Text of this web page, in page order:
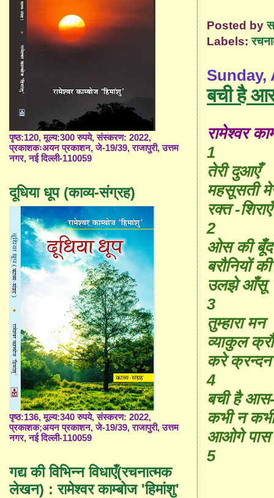
Posted by
Labels:
Sunday,
बची है
रामेश्वर
1
तेरी दुआएँ
महसूसती
रक्त -शिराएँ
2
ओस की
बरौनियों
उलझे आँसू
3
तुम्हारा मन
व्याकुल
करे क्रन्दन
4
बची है
कभी न
आओगे पास
5
पृष्ठ:120, मूल्य:300 रुपये, संस्करण: 2022,
प्रकाशकःअयन प्रकाशन, जे-19/39, राजापुरी, उत्तम
नगर, नई दिल्ली-110059
दूधिया धूप (काव्य-संग्रह)
पृष्ठ:136, मूल्य:340 रुपये, संस्करण: 2022,
प्रकाशक;अयन प्रकाशन, जे-19/39, राजापुरी, उत्तम
नगर, नई दिल्ली-110059
गद्य की विभिन्न विधाएँ(रचनात्मक
लेखन) : रामेश्वर काम्बोज 'हिमांशु'